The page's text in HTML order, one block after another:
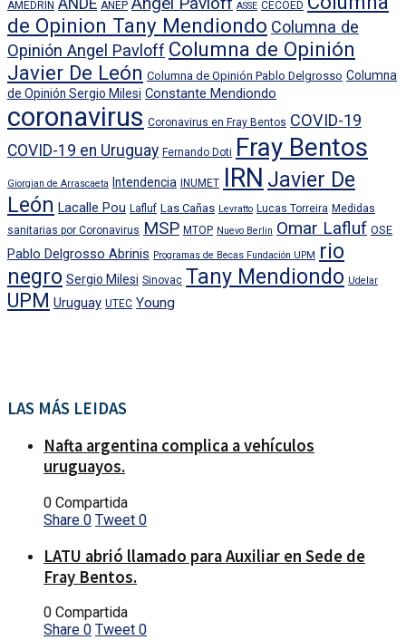
AMEDRIN ANEP ASSE CECOED
de Opinion Tany Mendiondo Columna de
Opinión Angel Pavloff Columna de Opinión
Javier De León Columna de Opinión Pablo Delgrosso Columna
de Opinión Sergio Milesi Constante Mendiondo
coronavirus Coronavirus en Fray Bentos COVID-19
COVID-19 en Uruguay Fernando Doti Fray Bentos
Giorgian de Arrascaeta Intendencia INUMET IRN Javier De
León Lacalle Pou Lafluf Las Cañas Levratto Lucas Torreira Medidas
sanitarias por Coronavirus MSP MTOP Nuevo Berlin Omar Lafluf OSE
Pablo Delgrosso Abrinis Programas de Becas Fundación UPM rio
negro Sergio Milesi Sinovac Tany Mendiondo Udelar
UPM Uruguay UTEC Young
LAS MÁS LEIDAS
Nafta argentina complica a vehículos
uruguayos.
0 Compartida
Share 0 Tweet 0
LATU abrió llamado para Auxiliar en Sede de
Fray Bentos.
0 Compartida
Share 0 Tweet 0